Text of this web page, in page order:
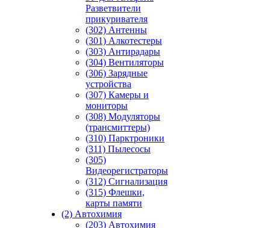
Разветвители
прикуривателя
(302) Антенны
(301) Алкотестеры
(303) Антирадары
(304) Вентиляторы
(306) Зарядные
устройства
(307) Камеры и
мониторы
(308) Модуляторы
(трансмиттеры)
(310) Парктроники
(311) Пылесосы
(305)
Видеорегистраторы
(312) Сигнализация
(315) Флешки,
карты памяти
(2) Автохимия
(203) Автохимия